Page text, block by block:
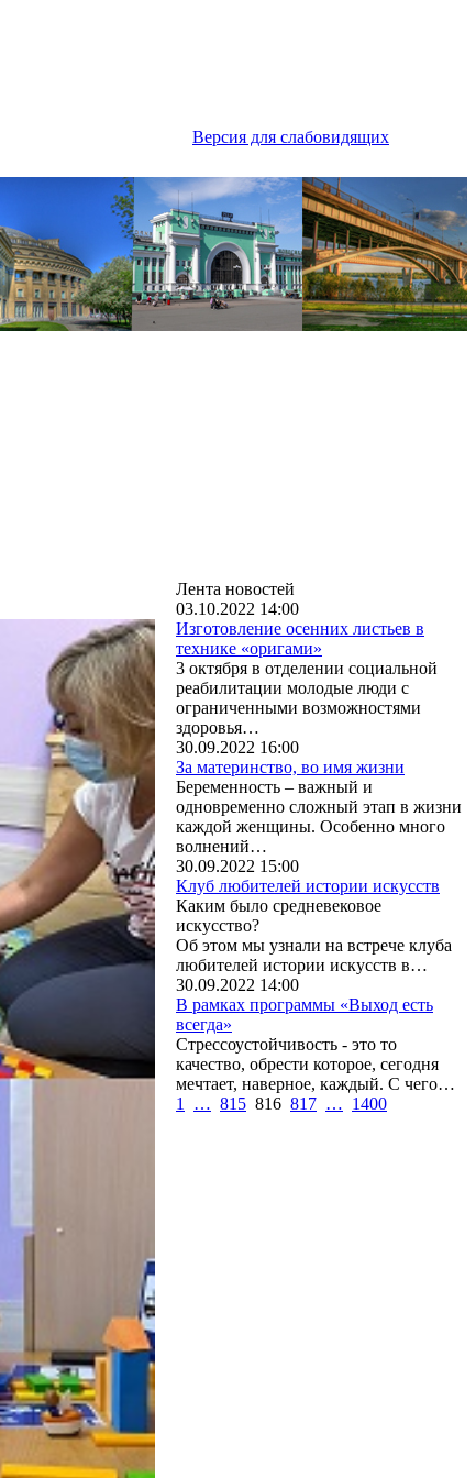
Версия для слабовидящих
Лента новостей
03.10.2022 14:00
Изготовление осенних листьев в
технике «оригами»
3 октября в отделении социальной
реабилитации молодые люди с
ограниченными возможностями
здоровья…
30.09.2022 16:00
За материнство, во имя жизни
Беременность – важный и
одновременно сложный этап в жизни
каждой женщины. Особенно много
волнений…
30.09.2022 15:00
Клуб любителей истории искусств
Каким было средневековое
искусство?
Об этом мы узнали на встрече клуба
любителей истории искусств в…
30.09.2022 14:00
В рамках программы «Выход есть
всегда»
Стрессоустойчивость - это то
качество, обрести которое, сегодня
мечтает, наверное, каждый. С чего…
1
… 815 816 817 … 1400